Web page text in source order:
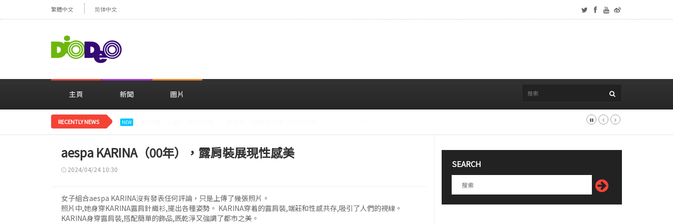
繁體中文 简体中文
主頁 新聞 圖片
RECENTLY NEWS NEW
aespa KARINA（00年），露肩裝展現性感美
2024/04/24 10:30
女子組合aespa KARINA沒有發表任何評論，只是上傳了幾張照片。
照片中,她身穿KARINA露肩針織衫,擺出各種姿勢。 KARINA穿着的露肩裝,端莊和性感共存,吸引了人們的視線。
KARINA身穿露肩裝,搭配簡單的飾品,既乾淨又強調了都市之美。
SEARCH